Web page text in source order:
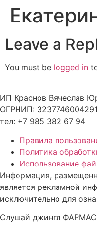
Skip
Leave a
You must be logged in
ИП Краснов Вячеслав
ОГРНИП:
тел: +7 985 382 67 94
Правила
Политика
Использование
Информация,
является рекламной
исключительно для
Слушай джингл